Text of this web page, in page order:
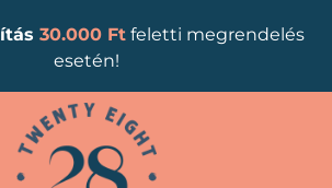
30.000 Ftfeletti megrendelés
esetén!